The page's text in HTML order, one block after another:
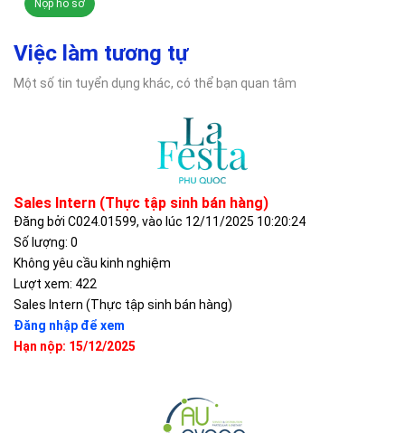
Nộp hồ sơ
Việc làm tương tự
Một số tin tuyển dụng khác, có thể bạn quan tâm
Sales Intern (Thực tập sinh bán hàng)
Đăng bởi C024.01599, vào lúc 12/11/2025 10:20:24
Số lượng: 0
Không yêu cầu kinh nghiệm
Lượt xem: 422
Sales Intern (Thực tập sinh bán hàng)
Đăng nhập để xem
Hạn nộp: 15/12/2025